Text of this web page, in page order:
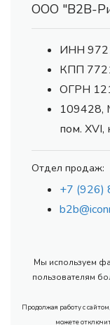
ООО "В2В-
ИНН
КПП
ОГРН
109428,
пом. XVI,
Отдел продаж:
+7 (926)
Мы используем
пользователям
Продолжая работу с
можете